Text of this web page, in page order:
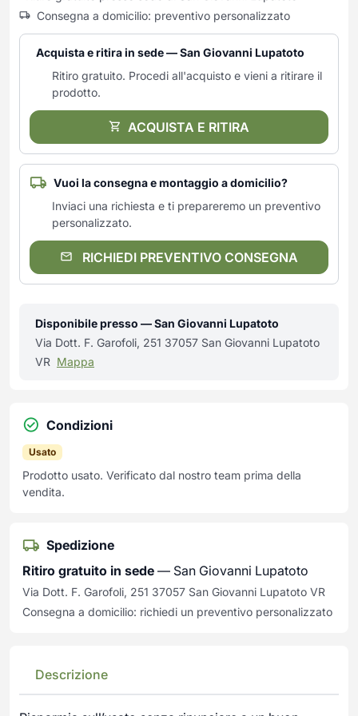
Consegna a domicilio: preventivo personalizzato
Acquista e ritira in sede — San Giovanni Lupatoto
Ritiro gratuito. Procedi all'acquisto e vieni a ritirare il
prodotto.
ACQUISTA E RITIRA
Vuoi la consegna e montaggio a domicilio?
Inviaci una richiesta e ti prepareremo un preventivo
personalizzato.
RICHIEDI PREVENTIVO CONSEGNA
Disponibile presso — San Giovanni Lupatoto
Via Dott. F. Garofoli, 251 37057 San Giovanni Lupatoto
VR Mappa
Condizioni
Usato
Prodotto usato. Verificato dal nostro team prima della
vendita.
Spedizione
Ritiro gratuito in sede — San Giovanni Lupatoto
Via Dott. F. Garofoli, 251 37057 San Giovanni Lupatoto VR
Consegna a domicilio: richiedi un preventivo personalizzato
Descrizione